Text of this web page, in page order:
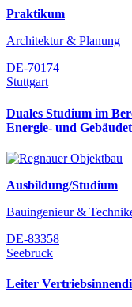
Praktikum
Architektur & Planung
DE-70174
Stuttgart
Duales Studium im
Energie- und
Ausbildung/Studium
Bauingenieur &
DE-83358
Seebruck
Leiter